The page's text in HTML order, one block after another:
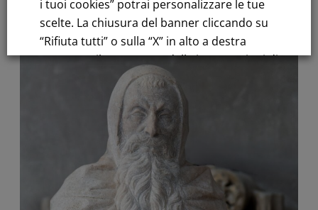
i tuoi cookies” potrai personalizzare le tue
scelte. La chiusura del banner cliccando su
“Rifiuta tutti” o sulla “X” in alto a destra
comporta il permanere delle impostazioni di
default e la continuazione della navigazione
in assenza di cookie o altri strumenti di
tracciamento diversi da quelli tecnici.
Per maggiori informazioni consulta la
nostra
Informativa sui dati personali e cookie